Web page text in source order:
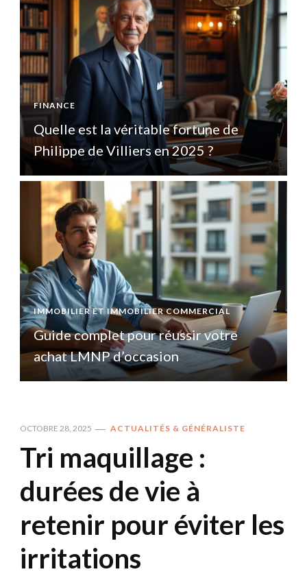
FINANCE
Quelle est la véritable fortune de
Philippe de Villiers en 2025 ?
IMMOBILIER ET IMMOBILIER COMMERCIAL
Guide complet pour réussir votre
achat LMNP d’occasion
OCTOBRE 28, 2025 ACTUALITÉS & GÉNÉRALISTE
Tri maquillage :
durées de vie à
retenir pour éviter les
irritations